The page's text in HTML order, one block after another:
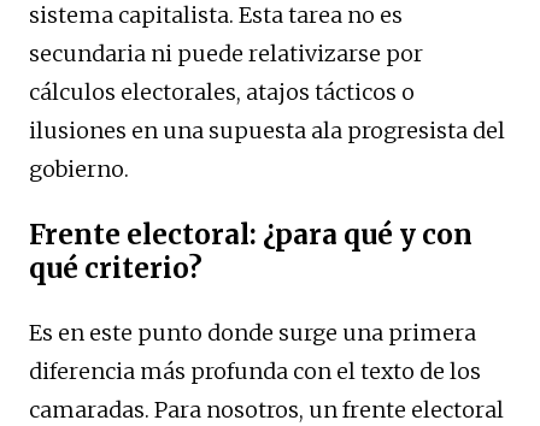
sistema capitalista. Esta tarea no es
secundaria ni puede relativizarse por
cálculos electorales, atajos tácticos o
ilusiones en una supuesta ala progresista del
gobierno.
Frente electoral: ¿para qué y con
qué criterio?
Es en este punto donde surge una primera
diferencia más profunda con el texto de los
camaradas. Para nosotros, un frente electoral